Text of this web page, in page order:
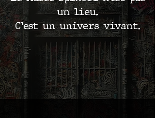
un lieu.
C’est un univers vivant.